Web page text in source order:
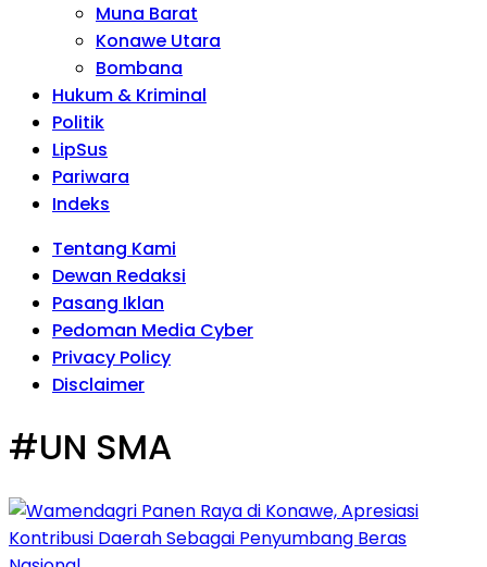
Muna Barat
Konawe Utara
Bombana
Hukum & Kriminal
Politik
LipSus
Pariwara
Indeks
Tentang Kami
Dewan Redaksi
Pasang Iklan
Pedoman Media Cyber
Privacy Policy
Disclaimer
#UN SMA